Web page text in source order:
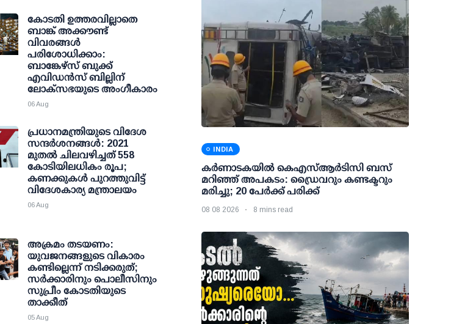
കോടതി ഉത്തരവില്ലാതെ
ബാങ്ക് അക്കൗണ്ട്
വിവരങ്ങള്‍
പരിശോധിക്കാം:
ബാങ്കേഴ്സ് ബുക്ക്
എവിഡന്‍സ് ബില്ലിന്
ലോക്സഭയുടെ അംഗീകാരം
06 Aug
പ്രധാനമന്ത്രിയുടെ വിദേശ
സന്ദർശനങ്ങൾ: 2021
മുതൽ ചിലവഴിച്ചത് 558
കോടിയിലധികം രൂപ;
കണക്കുകൾ പുറത്തുവിട്ട്
വിദേശകാര്യ മന്ത്രാലയം
06 Aug
അക്രമം തടയണം:
യുവജനങ്ങളുടെ വികാരം
കണ്ടില്ലെന്ന് നടിക്കരുത്;
സര്‍ക്കാരിനും പൊലീസിനും
സുപ്രീം കോടതിയുടെ
താക്കീത്
05 Aug
INDIA
കര്‍ണാടകയില്‍ കെഎസ്ആര്‍ടിസി ബസ്
മറിഞ്ഞ് അപകടം: ഡ്രൈവറും കണ്ടക്ടറും
മരിച്ചു; 20 പേര്‍ക്ക് പരിക്ക്
08 08 2026 8 mins read